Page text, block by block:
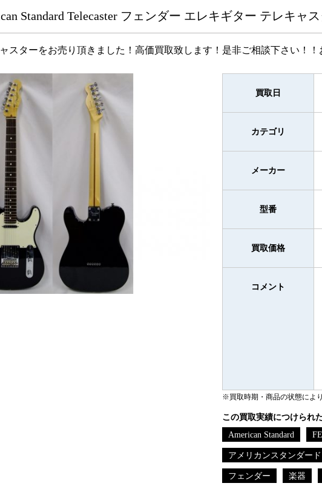
Standard Telecaster フェンダー エレキギター テレキャ
スターをお売り頂きました！高価買取致します！是非ご相談下さい！！
買取日
カテゴリ
メーカー
型番
買取価格
コメント
※買取時期・商品の状態によ
この買取実績につけられ
American Standard
アメリカンスタンダード
フェンダー 楽器